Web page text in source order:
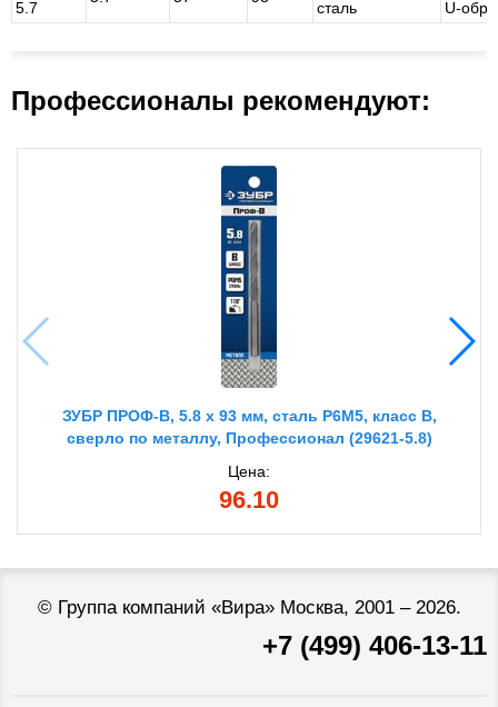
5.7
сталь
U-
Профессионалы рекомендуют:
ЗУБР ПРОФ-В, 5.8 х 93 мм, сталь Р6М5, класс В,
сверло по металлу, Профессионал (29621-5.8)
Цена:
96.10
© Группа компаний «Вира»Москва, 2001 – 2026.
+7 (499) 406-13-11